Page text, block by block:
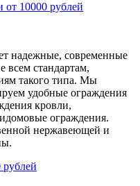
от 10000 рублей
надежные, современные
всем стандартам,
такого типа. Мы
удобные ограждения
кровли,
ограждения.
нержавеющей и